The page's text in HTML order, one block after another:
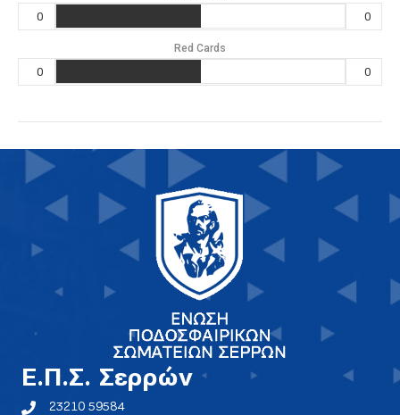
0 0
Red Cards
0 0
E.Π.Σ. Σερρών
23210 59584